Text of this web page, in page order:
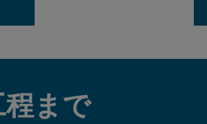
まで